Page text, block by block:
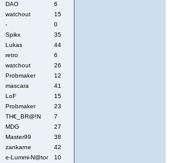
DAO
6
watchout
15
-
0
Spikx
35
Lukas
44
retro
6
watchout
26
Probmaker
12
mascara
41
LoF
15
Probmaker
23
TH€_BR@!N
7
MDG
27
Master99
38
zankarne
42
e-Lummi-N@tor 10